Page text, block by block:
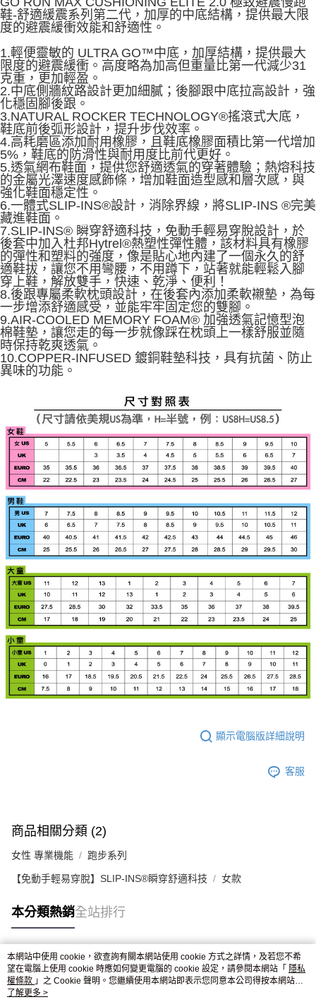
鞋-舒適緩震系列第二代，加厚的中底結構，提供最大限
度的避震緩衝效能和舒適性。
1.輕便靈敏的 ULTRA GO™中底，加厚結構，提供最大
限度的避震緩衝。高度略為加高但重量比第一代減少31
克重，更加輕盈。
2.中底側牆紋路設計更加細膩；後腳跟中底拉高設計，強
化穩固腳後跟。
3.NATURAL ROCKER TECHNOLOGY®搖滾式大底，
鞋底前後弧形設計，提升步伐效率。
4.高耗磨區添加耐用橡膠，且鞋底橡膠面積比第一代增加
5%，鞋底的防滑性與耐用度比前代更好。
5.透氣網布鞋面，提供您舒適透氣的穿著體驗；熱熔科技
的金屬光澤速度感飾條，增加鞋面造型感和層次感，與
強化鞋面穩定性。
6.一體式SLIP-INS®設計，消除界線，將SLIP-INS ®完美
藏進鞋面。
7.SLIP-INS® 瞬穿舒適科技，免動手輕易穿脫設計，於
後套中加入杜邦Hytrel®熱塑性彈性體，該材料具有橡膠
的彈性和塑料的強度，像是貼心地內建了一個永久的舒
適鞋拔，讓您不用彎腰，不用蹲下，站著就能輕鬆入腳
穿上鞋，解放雙手，快速、乾淨、便利！
8.後跟專屬柔軟枕頭設計，在後套內添加柔軟襯墊，為每
一步增添舒適感受，並能牢牢固定您的雙腳。
9.AIR-COOLED MEMORY FOAM® 加強透氣記憶型泡
棉鞋墊，讓您走的每一步就像踩在枕頭上一樣舒服並隨
時保持乾爽透氣。
10.COPPER-INFUSED 鍍銅鞋墊科技，具有抗菌、防止
異味的功能。
顯示電腦版詳細說明
客服
商品相關分類 (2)
女性 專業機能 跑步系列
【免動手輕易穿脫】SLIP-INS®瞬穿舒適科技 女款
本分類熱銷全站排行
熱門標籤
本網站中使用 cookie，欲查詢有關本網站使用 cookie 方式之詳情，及若您不希
望在電腦上使用 cookie 時應如何變更電腦的 cookie 設定，請參閱本網站「 隱私
權條款 」之 Cookie 聲明。您繼續使用本網站即表示您同意本公司得按本網站使
用條款之 Cookie 聲明使用 cookie。
了解更多 >